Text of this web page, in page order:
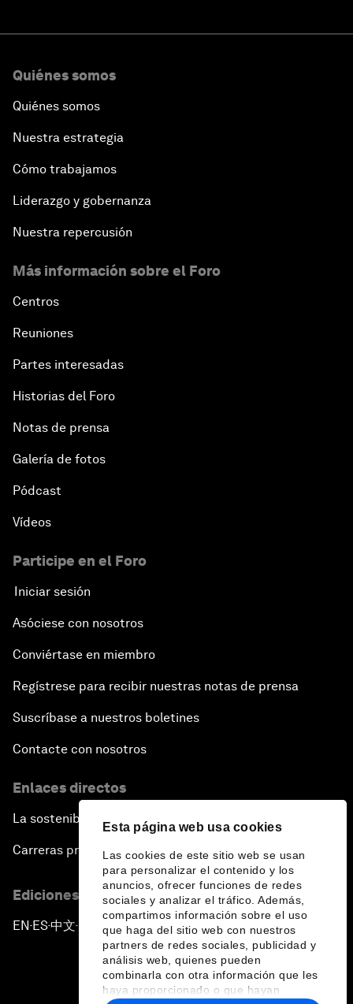
Esta página web usa cookies
Las cookies de este sitio web se usan
para personalizar el contenido y los
anuncios, ofrecer funciones de redes
sociales y analizar el tráfico. Además,
compartimos información sobre el uso
que haga del sitio web con nuestros
partners de redes sociales, publicidad y
análisis web, quienes pueden
combinarla con otra información que les
haya proporcionado o que hayan
Quiénes somos
Quiénes somos
Nuestra estrategia
Cómo trabajamos
Liderazgo y gobernanza
Nuestra repercusión
Más información sobre el Foro
Centros
Reuniones
Partes interesadas
Historias del Foro
Notas de prensa
Galería de fotos
Pódcast
Vídeos
Participe en el Foro
Iniciar sesión
Asóciese con nosotros
Conviértase en miembro
Regístrese para recibir nuestras notas de prensa
Suscríbase a nuestros boletines
Contacte con nosotros
Enlaces directos
La sostenibilidad en el Foro
Carreras profesionales
Ediciones en otros idiomas
EN ▪ ES▪中文▪ 日本語